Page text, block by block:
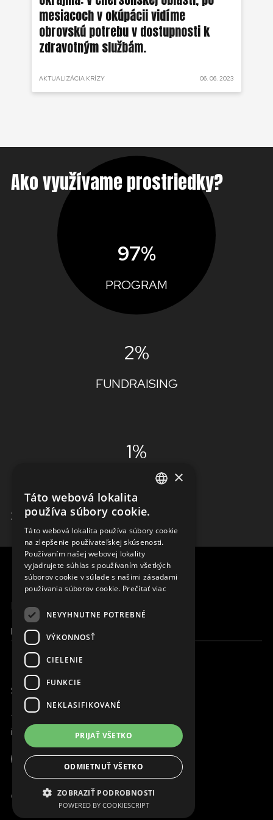
Moja Magna
Pracujte s nami
mesiacoch v okúpácii vidíme
obrovskú potrebu v dostupnosti k
zdravotným službám.
AKTUALIZÁCIA KRÍZY 06. 06. 2023
Ako využívame prostriedky?
97%
PROGRAM
2%
FUNDRAISING
1%
ADMINISTRÁCIA
ZISTIŤ VIAC
MENU
Moja Magna
SME ONLINE
+421 917 827 827
info@magna.org
© Copyright MAGNA. 2001-2022 2001 - 2026
CZECH
FRENCH
×
Táto webová lokalita
používa súbory cookie.
Táto webová lokalita používa súbory cookie
na zlepšenie používateľskej skúsenosti.
Používaním našej webovej lokality
vyjadrujete súhlas s používaním všetkých
súborov cookie v súlade s našimi zásadami
používania súborov cookie. Prečítať viac
NEVYHNUTNE POTREBNÉ
VÝKONNOSŤ
CIELENIE
FUNKCIE
NEKLASIFIKOVANÉ
PRIJAŤ VŠETKO
ODMIETNUŤ VŠETKO
ZOBRAZIŤ PODROBNOSTI
POWERED BY COOKIESCRIPT